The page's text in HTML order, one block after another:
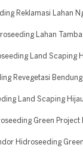
Reklamasi Lahan
Lahan
Land Scaping
Revegetasi
Land Scaping
Green Project
Hidroseeding